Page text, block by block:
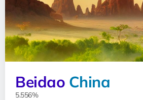
Beidao China
5.556%